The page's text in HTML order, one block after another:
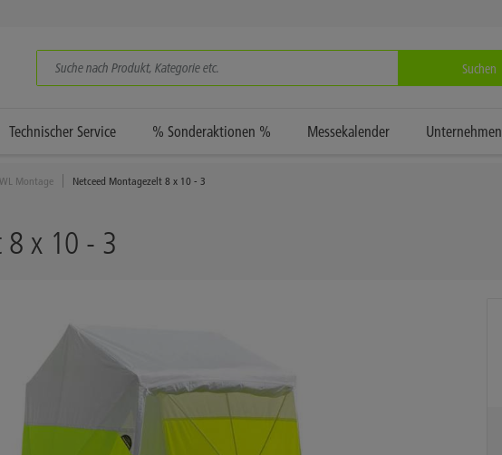
Suchen
Technischer Service % Sonderaktionen % Messekalender Unternehmen
Montage Netceed Montagezelt 8 x 10 - 3
8 x 10 - 3